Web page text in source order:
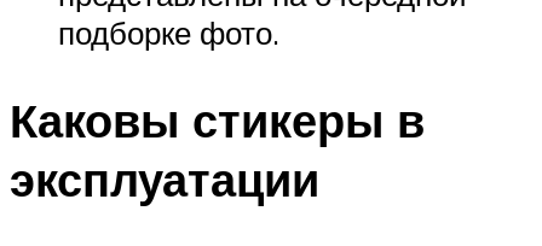
подборке фото.
Каковы стикеры в
эксплуатации